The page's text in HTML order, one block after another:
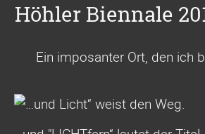
Höhler Biennale
Ein imposanter Ort, den ich